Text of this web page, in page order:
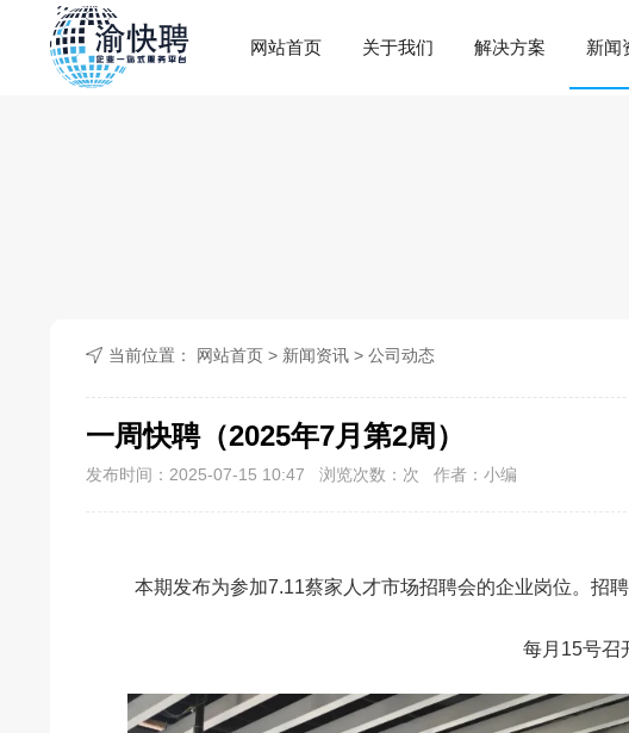
网站首页 关于我们 解决方案 新闻
当前位置： 网站首页 > 新闻资讯 > 公司动态
一周快聘（2025年7月第2周）
发布时间：2025-07-15 10:47 浏览次数： 次 作者：小编
本期发布为参加7.11蔡家人才市场招聘会的企业岗位。招
每月15号召